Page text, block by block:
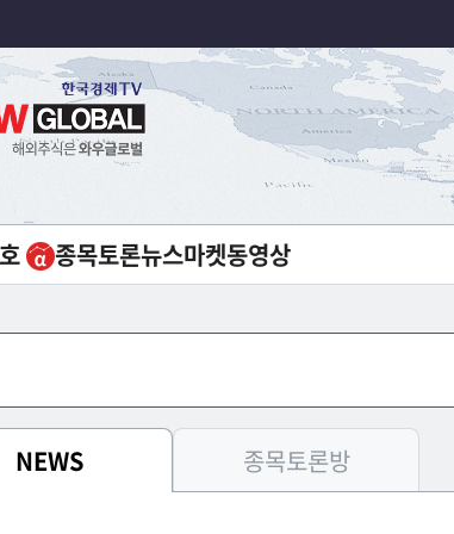
종목토론뉴스마켓동영상
NEWS 종목토론방